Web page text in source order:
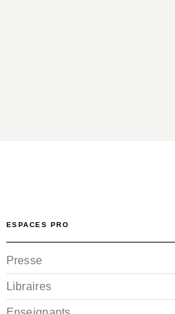
ESPACES PRO
Presse
Libraires